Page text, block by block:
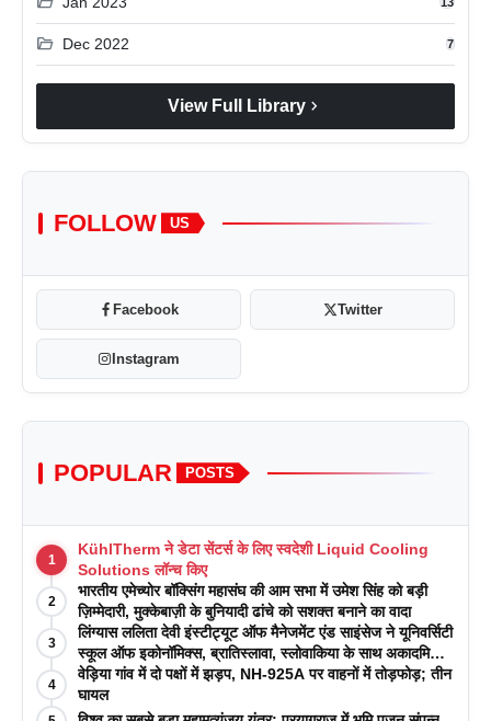
folder_open Dec 2022 7
View Full Library chevron_right
FOLLOW US
Facebook Twitter
Instagram
POPULAR POSTS
1
KühlTherm ने डेटा सेंटर्स के लिए स्वदेशी Liquid Cooling
Solutions लॉन्च किए
2
भारतीय एमेच्योर बॉक्सिंग महासंघ की आम सभा में उमेश सिंह को बड़ी
ज़िम्मेदारी, मुक्केबाज़ी के बुनियादी ढांचे को सशक्त बनाने का वादा
3
लिंग्यास ललिता देवी इंस्टीट्यूट ऑफ मैनेजमेंट एंड साइंसेज ने यूनिवर्सिटी
स्कूल ऑफ इकोनॉमिक्स, ब्रातिस्लावा, स्लोवाकिया के साथ अकादमिक
पत्रिकाओं में प्रकाशन रणनीतियों पर एक दिवसीय कार्यशाला का
आयोजन किया
4
वेड़िया गांव में दो पक्षों में झड़प, NH-925A पर वाहनों में तोड़फोड़; तीन
घायल